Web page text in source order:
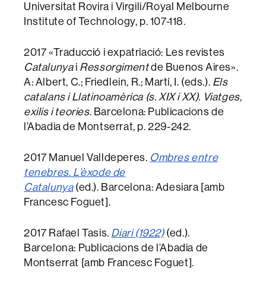
Universitat Rovira i Virgili/Royal Melbourne
Institute of Technology, p. 107-118.
2017 «Traducció i expatriació: Les revistes
Catalunyai Ressorgimentde Buenos Aires».
A: Albert, C.; Friedlein, R.; Martí, I. (eds.). Els
catalans i Llatinoamèrica (s. XIX i XX). Viatges,
exilis i teories. Barcelona: Publicacions de
l’Abadia de Montserrat, p. 229-242.
2017 Manuel Valldeperes. Ombres entre
tenebres. L’èxode de
Catalunya (ed.). Barcelona: Adesiara [amb
Francesc Foguet].
2017 Rafael Tasis. Diari (1922)(ed.).
Barcelona: Publicacions de l’Abadia de
Montserrat [amb Francesc Foguet].